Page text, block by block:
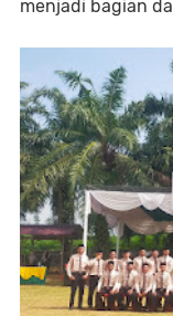
menjadi bagian